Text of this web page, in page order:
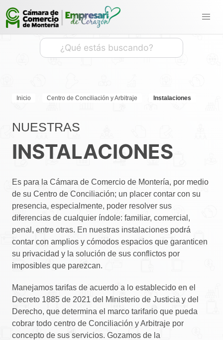
Inicio Centro de Conciliación y Arbitraje Instalaciones
NUESTRAS
INSTALACIONES
Es para la Cámara de Comercio de Montería, por medio
de su Centro de Conciliación; un placer contar con su
presencia, especialmente, poder resolver sus
diferencias de cualquier índole: familiar, comercial,
penal, entre otras. En nuestras instalaciones podrá
contar con amplios y cómodos espacios que garanticen
su privacidad y la solución de sus conflictos por
imposibles que parezcan.
Manejamos tarifas de acuerdo a lo establecido en el
Decreto 1885 de 2021 del Ministerio de Justicia y del
Derecho, que determina el marco tarifario que pueda
cobrar todo centro de Conciliación y Arbitraje por
concepto de sus servicios. Gozamos de la